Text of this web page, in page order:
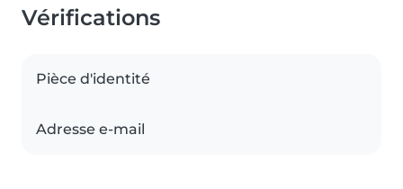
Vérifications
Pièce d'identité
Adresse e-mail